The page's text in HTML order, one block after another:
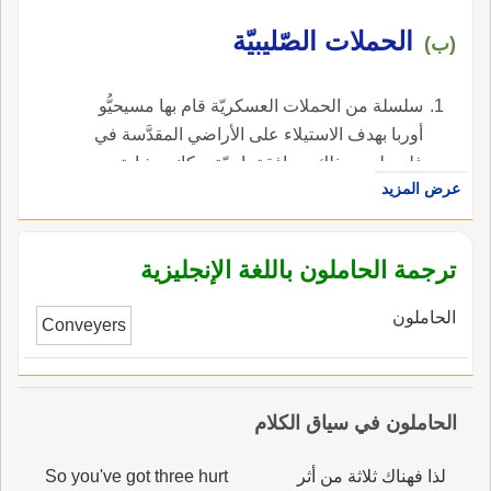
(ب) الحملات الصّليبيّة
سلسلة من الحملات العسكريّة قام بها مسيحيُّو
أوربا بهدف الاستيلاء على الأراضي المقدَّسة في
فلسطين، وذلك بموافقة بابويّة، وكانت شارتهم
الصليب، وقد هزمهم صلاح الدين الأيُّوبيّ هزيمة
منكرة.
عرض المزيد
ترجمة الحاملون باللغة الإنجليزية
الحاملون Conveyers
الحاملون في سياق الكلام
لذا فهناك ثلاثة من أثر So you've got three hurt